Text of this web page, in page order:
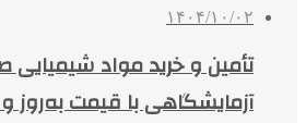
۱۴۰۴/۱۰/۰۲
تأمین و خرید مواد
آزمایشگاهی با قیمت به‌روز